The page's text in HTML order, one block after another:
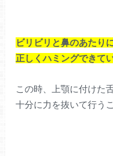
ビリビリと鼻のあたり
正しくハミングできて
この時、上顎に付けた
十分に力を抜いて行う